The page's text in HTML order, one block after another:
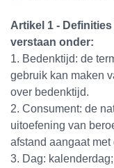
Artikel 1 -
verstaan onder:
1. Bedenktijd: de
gebruik kan maken
over bedenktijd.
2. Consument: de
uitoefening van
afstand aangaat met
3. Dag: kalenderdag;